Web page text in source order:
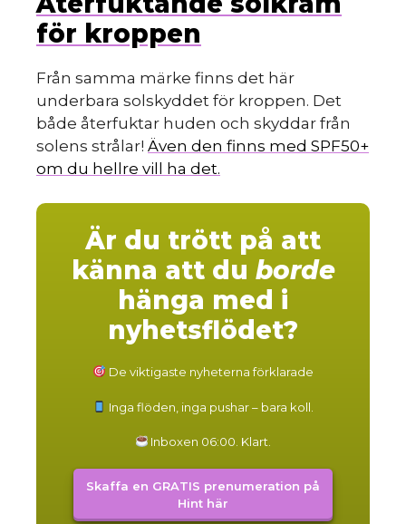
för kroppen
Från samma märke finns det här
underbara solskyddet för kroppen. Det
både återfuktar huden och skyddar från
solens strålar! Även den finns med SPF50+
om du hellre vill ha det.
Är du trött på att
känna att du borde
hänga med i
nyhetsflödet?
De viktigaste nyheterna förklarade
Inga flöden, inga pushar – bara koll.
Inboxen 06:00. Klart.
Skaffa en GRATIS prenumeration på
Hint här